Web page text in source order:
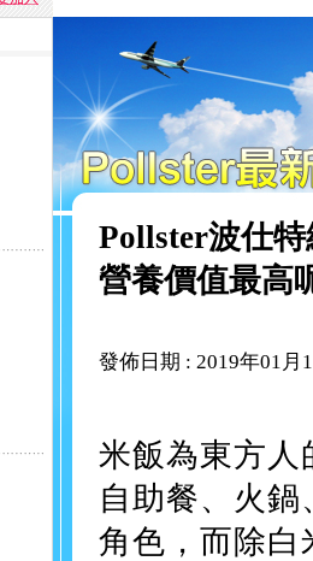
Pollster波仕
營養價值最高
發佈日期 : 2019年01月
米飯為東方人
自助餐、火
角色，而除白